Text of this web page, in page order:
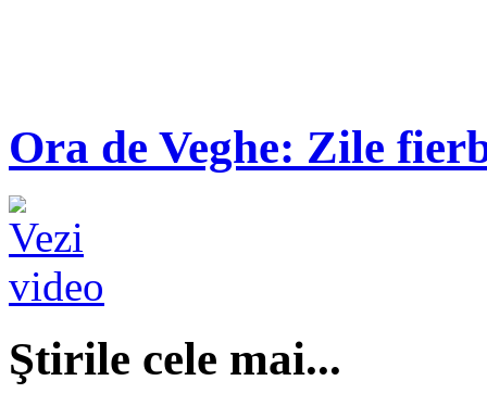
Ora de Veghe: Zile
Ştirile cele mai...